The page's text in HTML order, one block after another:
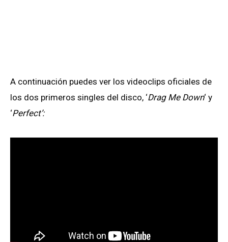
A continuación puedes ver los videoclips oficiales de
los dos primeros singles del disco, ‘Drag Me Down‘ y
‘Perfect’: